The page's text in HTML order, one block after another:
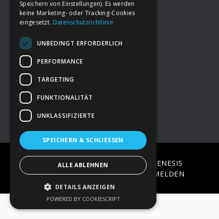
FooterDeine Spende
→ Impressum
→Kontakt zum PAO Team
COPYRIGHT © 2026 · ON
GENESIS
FRAMEWORK·WORDPRESS·ANMELDEN
Speichern von Einstellungen). Es werden
keine Marketing- oder Tracking-Cookies
eingesetzt. Datenschutzrichtlinie
UNBEDINGT ERFORDERLICH
PERFORMANCE
TARGETING
FUNKTIONALITÄT
UNKLASSIFIZIERTE
SPEICHERN & SCHLIESSEN
ALLE ABLEHNEN
DETAILS ANZEIGEN
POWERED BY COOKIESCRIPT